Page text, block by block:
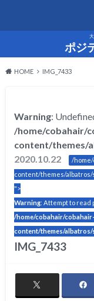
ポジ
HOME IMG_7433
Warning:
/home/cobahair/
content/themes/
2020.10.22
/home/
content/themes/albatros/
">
Warning: Attempt to read
/home/cobahair/
content/themes/albatros/
IMG_7433